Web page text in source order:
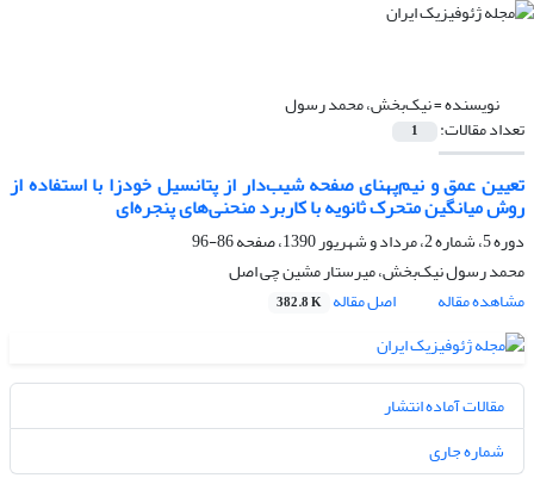
نویسنده =نیک‌‌بخش، محمد رسول
تعداد مقالات: 1
تعیین عمق و نیم‌پهنای صفحه شیب‌دار از پتانسیل خودزا با استفاده از
روش میانگین متحرک ثانویه با کاربرد منحنی‌های پنجره‌ای
دوره 5، شماره 2، مرداد و شهریور 1390، صفحه
86-96
محمد رسول نیک‌‌بخش، میرستار مشین چی اصل
مشاهده مقاله
اصل مقاله 382.8 K
مقالات آماده انتشار
شماره جاری